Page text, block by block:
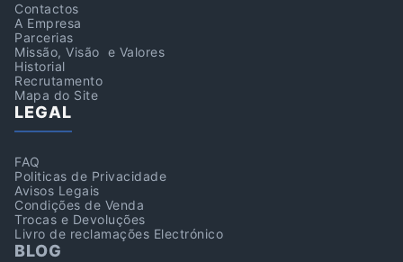
Contactos
A Empresa
Parcerias
Missão, Visão e Valores
Historial
Recrutamento
Mapa do Site
LEGAL
FAQ
Politicas de Privacidade
Avisos Legais
Condições de Venda
Trocas e Devoluções
Livro de reclamações Electrónico
BLOG